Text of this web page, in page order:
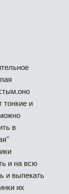
тонкие и
в
и на всю
и выпекать
их